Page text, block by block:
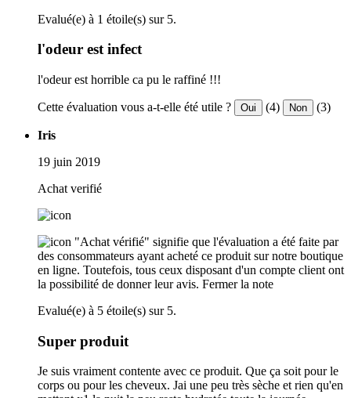
Evalué(e) à 1 étoile(s) sur 5.
l'odeur est infect
l'odeur est horrible ca pu le raffiné !!!
Cette évaluation vous a-t-elle été utile ? Oui (4) Non (3)
Iris
19 juin 2019
Achat verifié
"Achat vérifié" signifie que l'évaluation a été faite par
des consommateurs ayant acheté ce produit sur notre boutique
en ligne. Toutefois, tous ceux disposant d'un compte client ont
la possibilité de donner leur avis. Fermer la note
Evalué(e) à 5 étoile(s) sur 5.
Super produit
Je suis vraiment contente avec ce produit. Que ça soit pour le
corps ou pour les cheveux. Jai une peu très sèche et rien qu'en